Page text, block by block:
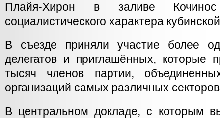
Плайя-Хирон в заливе
социалистического характера
В съезде приняли участие более
делегатов и приглашённых, которые
тысяч членов партии,
организаций самых различных
В центральном докладе, с которым